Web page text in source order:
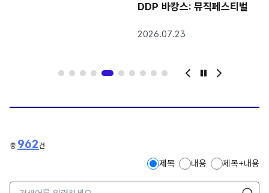
DDP 바캉스: 뮤직페스티벌
2026.07.23
pause
총 962건
제목 내용 제목+내용
검